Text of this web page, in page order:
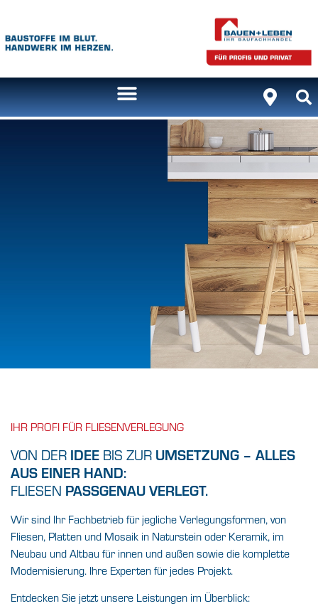
IHR PROFI FÜR FLIESENVERLEGUNG
VON DER IDEE BIS ZUR UMSETZUNG – ALLES
AUS EINER HAND:
FLIESEN PASSGENAU VERLEGT.
Wir sind Ihr Fachbetrieb für jegliche Verlegungsformen, von
Fliesen, Platten und Mosaik in Naturstein oder Keramik, im
Neubau und Altbau für innen und außen sowie die komplette
Modernisierung. Ihre Experten für jedes Projekt.
Entdecken Sie jetzt unsere Leistungen im Überblick: